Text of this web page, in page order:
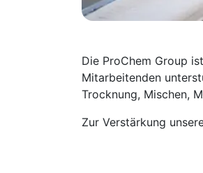
Die ProChem Group
Mitarbeitenden
Trocknung, Mischen,
Zur Verstärkung